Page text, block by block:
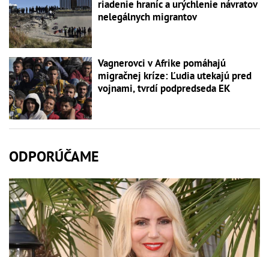
riadenie hraníc a urýchlenie návratov
nelegálnych migrantov
Vagnerovci v Afrike pomáhajú
migračnej kríze: Ľudia utekajú pred
vojnami, tvrdí podpredseda EK
ODPORÚČAME